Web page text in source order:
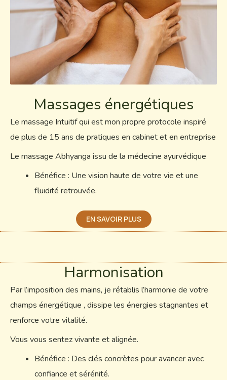
Massages énergétiques
Le massage Intuitif qui est mon propre protocole inspiré
de plus de 15 ans de pratiques en cabinet et en entreprise
Le massage Abhyanga issu de la médecine ayurvédique
Bénéfice : Une vision haute de votre vie et une
fluidité retrouvée.
EN SAVOIR PLUS
Harmonisation
Par l’imposition des mains, je rétablis l’harmonie de votre
champs énergétique , dissipe les énergies stagnantes et
renforce votre vitalité.
Vous vous sentez vivante et alignée.
Bénéfice : Des clés concrètes pour avancer avec
confiance et sérénité.